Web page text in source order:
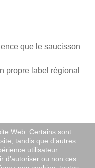
que le saucisson
propre label régional
Web. Certains sont
tandis que d’autres
utilisateur
d’autoriser ou non ces